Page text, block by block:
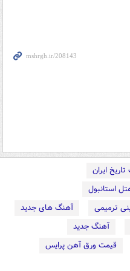
ایران
استانبول
ترمیمی
آهنگ های جدید
آهنگ جدید
قیمت ورق آهن پرایس